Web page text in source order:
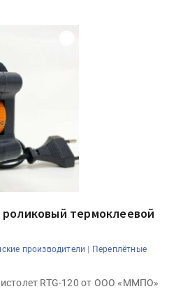
термоклеевой
производители | Переплётные
RTG-120 от ООО «ММПО»